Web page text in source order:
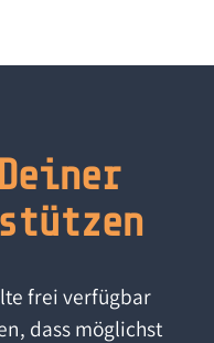
frei verfügbar
dass möglichst